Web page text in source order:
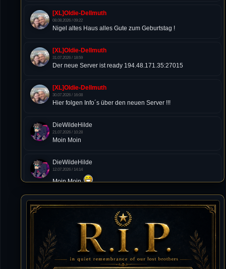
[XL]Oldie-Dellmuth
08.08.2026 / 09:22
Nigel altes Haus alles Gute zum Geburtstag !
[XL]Oldie-Dellmuth
31.07.2026 / 18:59
Der neue Server ist ready 194.48.171.35:27015
[XL]Oldie-Dellmuth
30.07.2026 / 16:08
Hier folgen Info´s über den neuen Server !!!
DieWildeHilde
21.07.2026 / 10:28
Moin Moin
DieWildeHilde
12.07.2026 / 14:14
Moin Moin
Tommy
Tommy
10.07.2026 / 22:25
Letzte Aktivität:
27. Dez 2023, 22:48